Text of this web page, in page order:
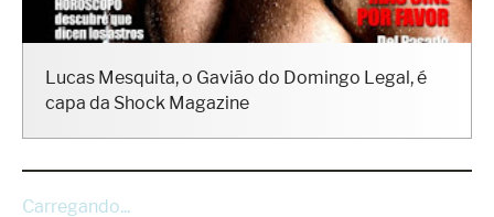
Lucas Mesquita, o Gavião do Domingo Legal, é
capa da Shock Magazine
Carregando...